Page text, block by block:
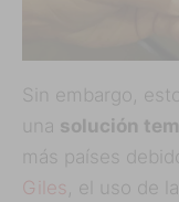
Sin embargo,
una solución
más países
Giles
, el uso de